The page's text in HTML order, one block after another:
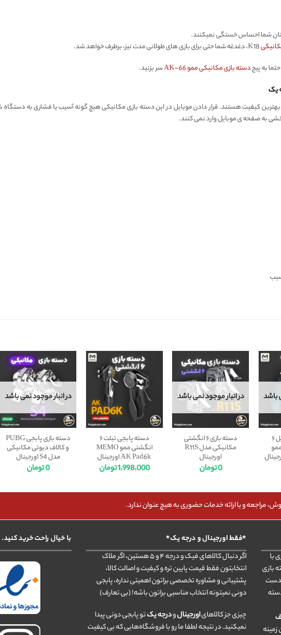
شما احساس خستگی نمیکنند.
به پیجدسته بازی مکانیکی ممو AK-66 سر بزنید.
بهترین کیفیت هستند. قرار دادن موبایل در این دسته بازی مکانیکی هیچ گونه آسیب یا فشاری به
به صفحه ی موبایل وارد نمی کنند.
باشد
دسته بازی موبایل ۶
در انبار موجود نمی باشد
دسته بازی ۶ انگشتی
مکانیکی مدل R11S
اورجینال
0تومان
دسته پابجی تبلت ۶
انگشتی ممو MEMO
AK Pad6k اورجینال
1,998,000تومان
در انبار موجود نمی باشد
دسته بازی پابجی PUBG
و کالاف دیوتی مکانیکی
مدل S4 اورجینال
0تومان
مراجعه و یا ارائه خدمات حضوری به هیچ عنوان ندارد.
با
بازی
*فقط اورجینال و درجه یک*
اگر دنبال کالاهای فیک و درجه ۴ و ۵ هستین، اگر ملاک
انتخابتون فقط قیمت پایین تره و کیفیت و اصالت کالا،
پشتیبانی و مشاوره تخصصی براتون اهمیتی نداره، پابجی
دونی نمیتونه انتخاب مناسبی براتون باشه! (بی تعارف)
چیزی جز کالاهایاورجینالودرجه یکتو پابجی دونی پیدا
نمیکنید. در نتیجه لطفا ما رو با فروشگاه‌هایی که بی کیفیت
با خیال راحت خرید